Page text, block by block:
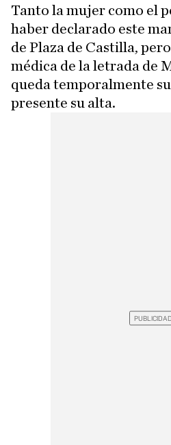
Tanto la mujer como el
haber declarado este
de Plaza de Castilla,
médica de la letrada de
queda temporalmente
presente su alta.